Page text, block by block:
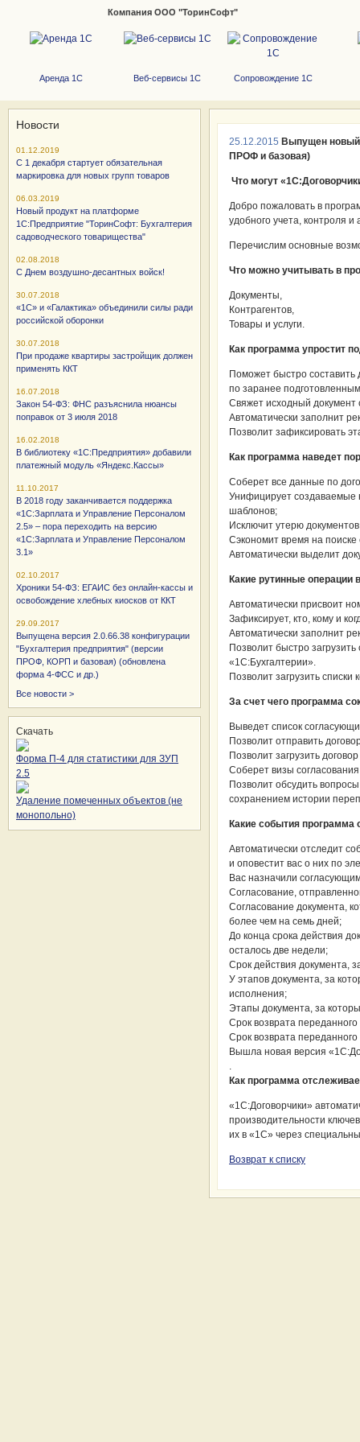
Компания ООО "ТоринСофт"
Аренда 1С Веб-сервисы 1С Сопровождение 1С
25.12.2015 Выпущен новый
ПРОФ и базовая)
Что могут
Добро пожаловать в
удобного учета, контроля
Перечислим основные
Что можно учитывать в
Документы,
Контрагентов,
Товары и услуги.
Как программа упростит
Поможет быстро
по заранее
Свяжет исходный документ
Автоматически заполнит
Позволит зафиксировать
Как программа наведет
Соберет все данные по
Унифицирует
шаблонов;
Исключит утерю
Сэкономит время на
Автоматически выделит
Какие рутинные операции
Автоматически присвоит
Зафиксирует, кто, кому и
Автоматически заполнит
Позволит быстро загрузить
«1С:Бухгалтерии».
Позволит загрузить списки
За счет чего программа
Выведет список
Позволит отправить
Позволит загрузить
Соберет визы
Позволит обсудить
сохранением истории
Какие события программа
Автоматически отследит
и оповестит вас о них по
Вас назначили
Согласование,
Согласование документа,
более чем на семь дней;
До конца срока действия
осталось две недели;
Срок действия документа,
У этапов документа, за
исполнения;
Этапы документа, за
Срок возврата
Срок возврата
Вышла новая версия
.
Как программа
«1С:Договорчики»
производительности
их в «1С» через
Возврат к списку
Новости
01.12.2019
С 1 декабря стартует обязательная
маркировка для новых групп товаров
06.03.2019
Новый продукт на платформе
1С:Предприятие "ТоринСофт: Бухгалтерия
садоводческого товарищества"
02.08.2018
С Днем воздушно-десантных войск!
30.07.2018
«1С» и «Галактика» объединили силы ради
российской оборонки
30.07.2018
При продаже квартиры застройщик должен
применять ККТ
16.07.2018
Закон 54-ФЗ: ФНС разъяснила нюансы
поправок от 3 июля 2018
16.02.2018
В библиотеку «1С:Предприятия» добавили
платежный модуль «Яндекс.Кассы»
11.10.2017
В 2018 году заканчивается поддержка
«1С:Зарплата и Управление Персоналом
2.5» – пора переходить на версию
«1С:Зарплата и Управление Персоналом
3.1»
02.10.2017
Хроники 54-ФЗ: ЕГАИС без онлайн-кассы и
освобождение хлебных киосков от ККТ
29.09.2017
Выпущена версия 2.0.66.38 конфигурации
"Бухгалтерия предприятия" (версии
ПРОФ, КОРП и базовая) (обновлена
форма 4-ФСС и др.)
Все новости >
Скачать
Форма П-4 для статистики для ЗУП
2.5
Удаление помеченных объектов (не
монопольно)